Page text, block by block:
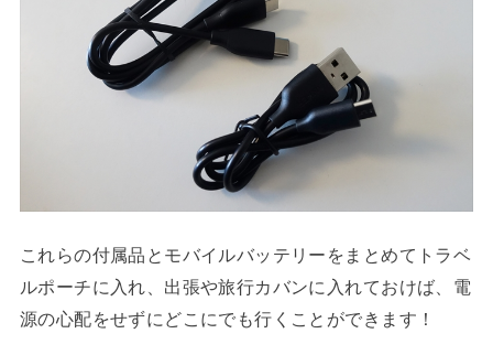
これらの付属品とモバイルバッテリーをまとめてトラベ
ルポーチに入れ、出張や旅行カバンに入れておけば、電
源の心配をせずにどこにでも行くことができます！